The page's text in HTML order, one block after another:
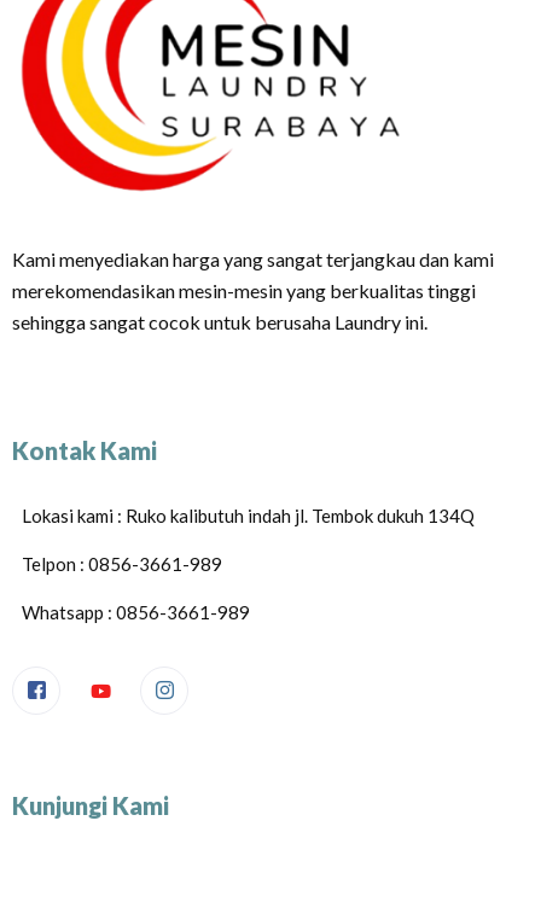
Kami menyediakan harga yang sangat terjangkau dan kami
merekomendasikan mesin-mesin yang berkualitas tinggi
sehingga sangat cocok untuk berusaha Laundry ini.
Kontak Kami
Lokasi kami : Ruko kalibutuh indah jl. Tembok dukuh 134Q
Telpon : 0856-3661-989
Whatsapp : 0856-3661-989
Kunjungi Kami